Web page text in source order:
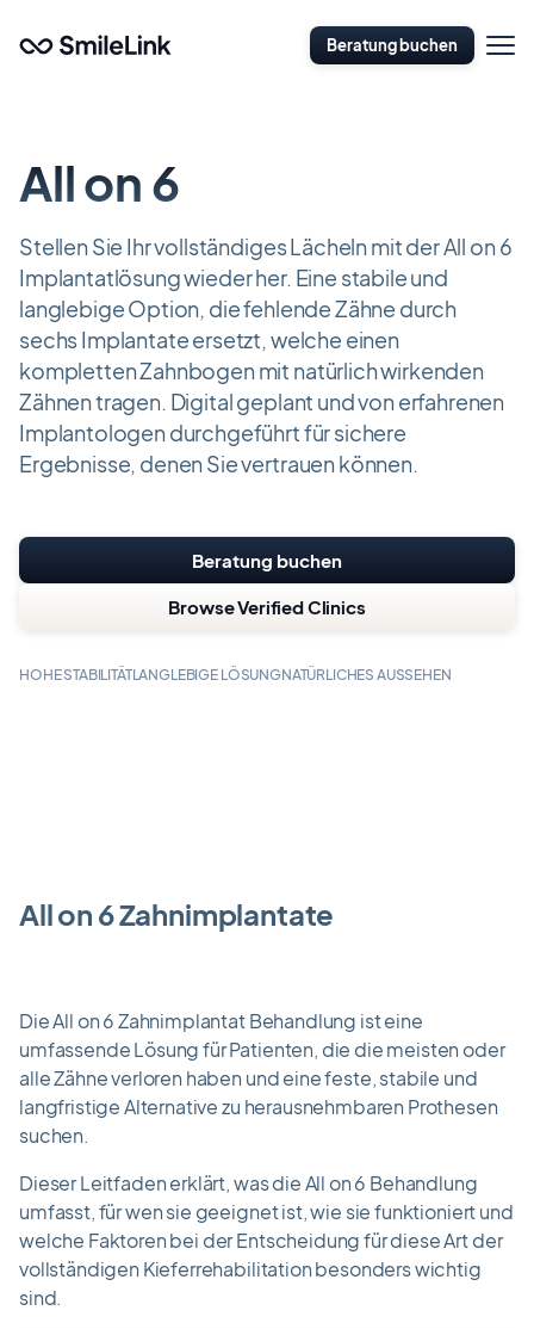
Hauptinhalt
Beratung buchen
öffnen
All on 6
Stellen Sie Ihr vollständiges Lächeln mit der All on 6
Implantatlösung wieder her. Eine stabile und
langlebige Option, die fehlende Zähne durch
sechs Implantate ersetzt, welche einen
kompletten Zahnbogen mit natürlich wirkenden
Zähnen tragen. Digital geplant und von erfahrenen
Implantologen durchgeführt für sichere
Ergebnisse, denen Sie vertrauen können.
Beratung buchen
Browse Verified Clinics
HOHE STABILITÄTLANGLEBIGE LÖSUNGNATÜRLICHES AUSSEHEN
All on 6 Zahnimplantate
Die All on 6 Zahnimplantat Behandlung ist eine
umfassende Lösung für Patienten, die die meisten oder
alle Zähne verloren haben und eine feste, stabile und
langfristige Alternative zu herausnehmbaren Prothesen
suchen.
Dieser Leitfaden erklärt, was die All on 6 Behandlung
umfasst, für wen sie geeignet ist, wie sie funktioniert und
welche Faktoren bei der Entscheidung für diese Art der
vollständigen Kieferrehabilitation besonders wichtig
sind.